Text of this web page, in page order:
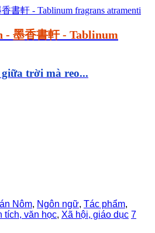
- 墨香書軒 - Tablinum
trời mà reo...
Nôm, Ngôn ngữ, Tác phẩm,
tích, văn học, Xã hội, giáo dục 7